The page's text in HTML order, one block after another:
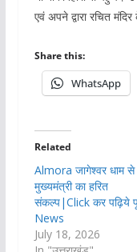
एवं अपने द्वारा रचित
Share this:
WhatsApp
Related
Almora जागेश्वर धाम से
मुख्यमंत्री का हरित
संकल्प|Click कर पढ़िये
News
July 18, 2026